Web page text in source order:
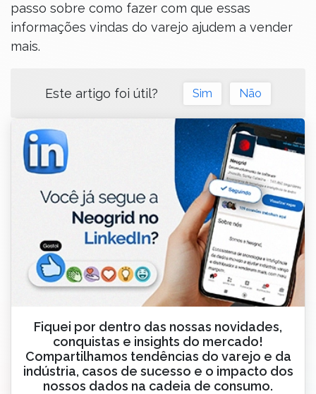
passo sobre como fazer com que essas
informações vindas do varejo ajudem a vender
mais.
Este artigo foi útil? Sim Não
Fiquei por dentro das nossas novidades,
conquistas e insights do mercado!
Compartilhamos tendências do varejo e da
indústria, casos de sucesso e o impacto dos
nossos dados na cadeia de consumo.